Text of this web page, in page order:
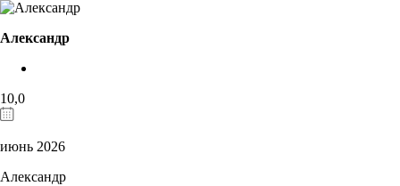
Александр
10,0
июнь 2026
Александр